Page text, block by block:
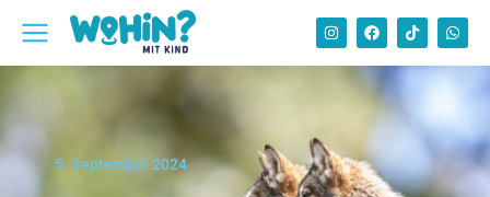
5. September 2024